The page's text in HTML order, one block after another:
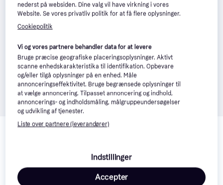
Relaterede produkter
-173 kr.
nederst på websiden. Dine valg vil have virkning i vores
Website. Se vores privatliv politik for at få flere oplysninger.
Cookiepolitik
Vi og vores partnere behandler data for at levere
Bruge præcise geografiske placeringsoplysninger. Aktivt
scanne enhedskarakteristika til identifikation. Opbevare
og/eller tilgå oplysninger på en enhed. Måle
annonceringseffektivitet. Bruge begrænsede oplysninger til
at vælge annoncering. Tilpasset annoncering og indhold,
annoncerings- og indholdsmåling, målgruppeundersøgelser
og udvikling af tjenester.
Liste over partnere (leverandører)
Indstillinger
Accepter